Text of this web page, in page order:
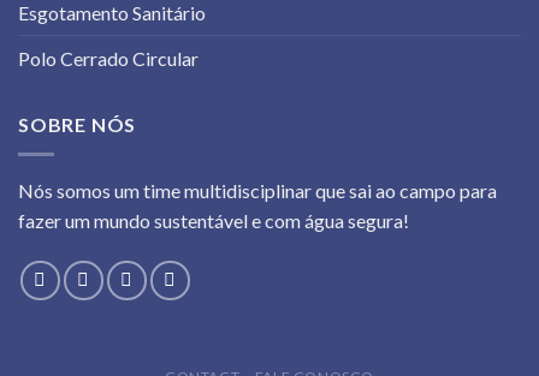
Esgotamento Sanitário
Polo Cerrado Circular
SOBRE NÓS
Nós somos um time multidisciplinar que sai ao campo para
fazer um mundo sustentável e com água segura!